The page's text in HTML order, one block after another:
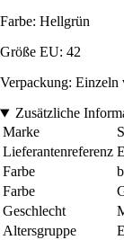
Farbe: Hellgrün
Größe EU: 42
Verpackung: Einzeln
Zusätzliche
Marke
Lieferantenreferenz
Farbe
Farbe
Geschlecht
Altersgruppe